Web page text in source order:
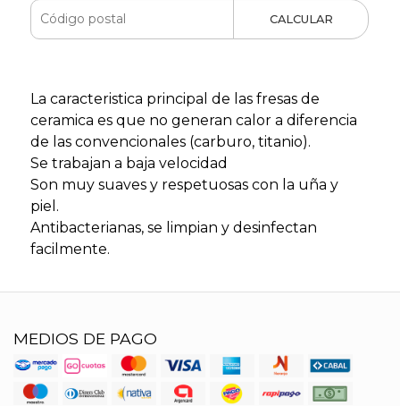
CALCULAR
La caracteristica principal de las fresas de
ceramica es que no generan calor a diferencia
de las convencionales (carburo, titanio).
Se trabajan a baja velocidad
Son muy suaves y respetuosas con la uña y
piel.
Antibacterianas, se limpian y desinfectan
facilmente.
MEDIOS DE PAGO